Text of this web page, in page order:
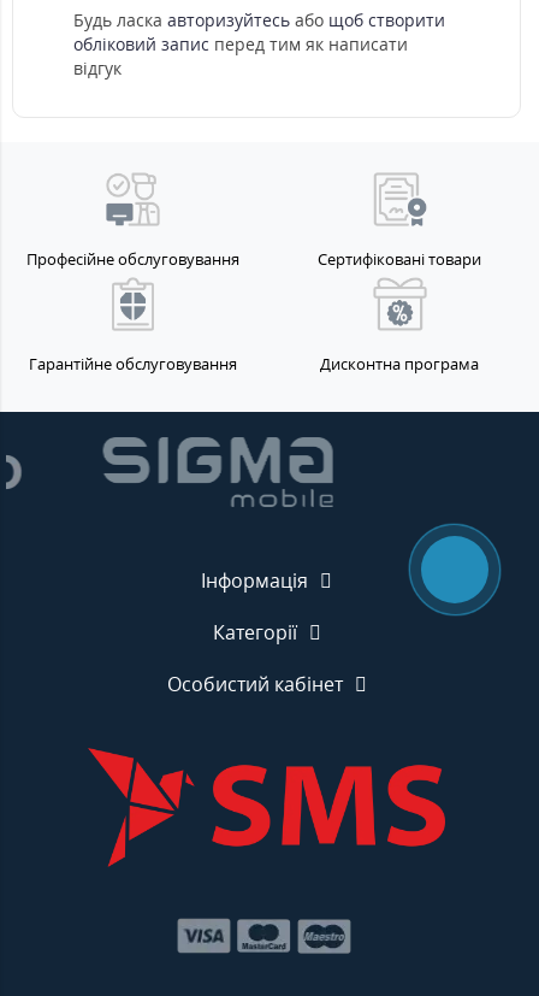
Будь ласка авторизуйтесь або щоб створити
обліковий запис перед тим як написати
відгук
Професійне обслуговування Сертифіковані товари
Гарантійне обслуговування Дисконтна програма
Інформація
Категорії
Особистий кабінет